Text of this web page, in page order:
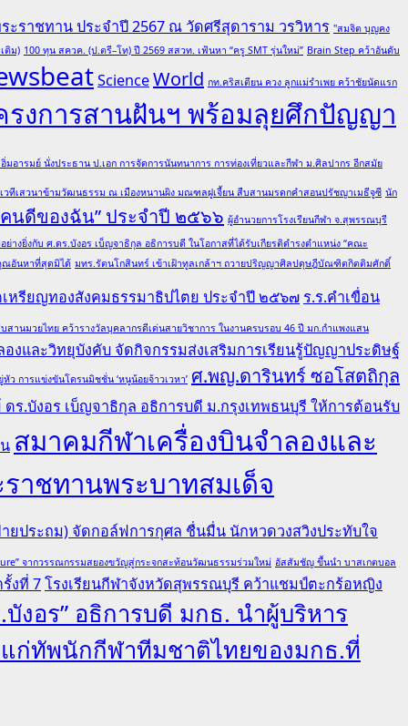
ราชทาน ประจำปี 2567 ณ วัดศรีสุดาราม วรวิหาร "สมจิต บุญคง
ติม) 100 ทุน สควค. (ป.ตรี–โท) ปี 2569 สสวท. เฟ้นหา “ครู SMT รุ่นใหม่” Brain Step คว้าอันดับ
ScienceWorld กท.คริสเตียน ควง ลูกแม่รำเพย คว้าชัยนัดแรก
งการสานฝันฯ พร้อมลุยศึกปัญญา
มอารมย์ นั่งประธาน ป.เอก การจัดการนันทนาการ การท่องเที่ยวและกีฬา ม.ศิลปากร อีกสมัย
วทีเสวนาข้ามวัฒนธรรม ณ เมืองหนานผิง มณฑลฝูเจี้ยน สืบสานมรดกคำสอนปรัชญาเมธีจูซี นัก
คนดีของฉัน” ประจำปี ๒๕๖๖ ผู้อำนวยการโรงเรียนกีฬา จ.สุพรรณบุรี
างยิ่งกับ ศ.ดร.บังอร เบ็ญจาธิกุล อธิการบดี ในโอกาสที่ได้รับเกียรติดำรงตำแหน่ง “คณะ
ณอันหาที่สุดมิได้ มทร.รัตนโกสินทร์ เข้าเฝ้าทูลเกล้าฯ ถวายปริญญาศิลปดุษฎีบัณฑิตกิตติมศักดิ์
หรียญทองสังคมธรรมาธิปไตย ประจำปี ๒๕๖๗ ร.ร.คำเขื่อน
สานมวยไทย คว้ารางวัลบุคลากรดีเด่นสายวิชาการ ในงานครบรอบ 46 ปี มก.กำแพงแสน
งและวิทยุบังคับ จัดกิจกรรมส่งเสริมการเรียนรู้ปัญญาประดิษฐ์
ว การแข่งขันโดรนมิชชั่น ‘หนูน้อยจ้าวเวหา’ ศ.พญ.ดารินทร์ ซอโสตถิกุล
ดร.บังอร เบ็ญจาธิกุล อธิการบดี ม.กรุงเทพธนบุรี ให้การต้อนรับ
สมาคมกีฬาเครื่องบินจำลองและ
าชทานพระบาทสมเด็จ
ยประถม) จัดกอล์ฟการกุศล ชื่นมื่น นักหวดวงสวิงประทับใจ
จากวรรณกรรมสยองขวัญสู่กระจกสะท้อนวัฒนธรรมร่วมใหม่ อัสสัมชัญ ขึ้นนำ บาสเกตบอล
งที่ 7โรงเรียนกีฬาจังหวัดสุพรรณบุรี คว้าแชมป์ตะกร้อหญิง
บังอร” อธิการบดี มกธ. นำผู้บริหาร
แก่ทัพนักกีฬาทีมชาติไทยของมกธ.ที่